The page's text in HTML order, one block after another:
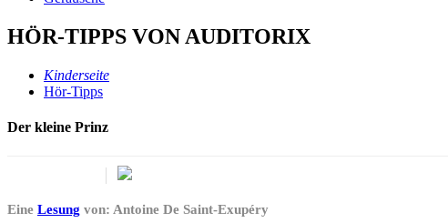
HÖR-TIPPS VON AUDITORIX
Kinderseite
Hör-Tipps
Der kleine Prinz
Eine Lesung von: Antoine De Saint-Exupéry